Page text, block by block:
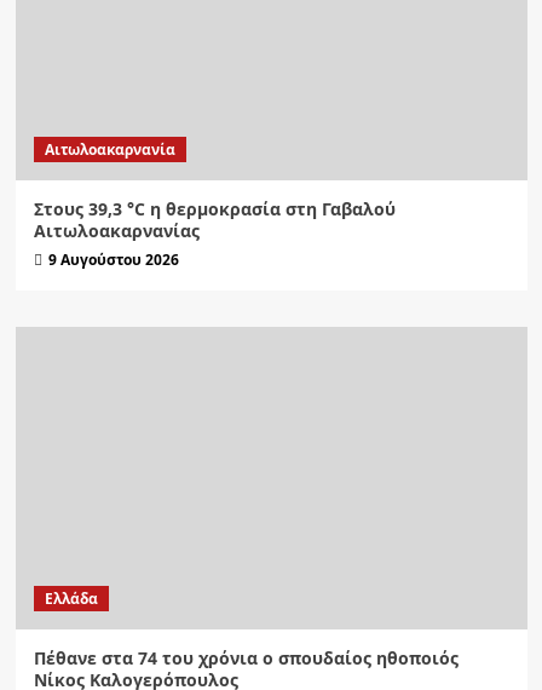
Αιτωλοακαρνανία
Στους 39,3 °C η θερμοκρασία στη Γαβαλού
Αιτωλοακαρνανίας
9 Αυγούστου 2026
Ελλάδα
Πέθανε στα 74 του χρόνια ο σπουδαίος ηθοποιός
Νίκος Καλογερόπουλος